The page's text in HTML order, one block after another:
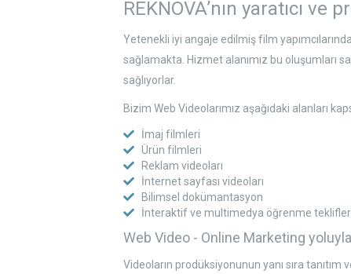
REKNOVA’nın yaratıcı ve
Yetenekli iyi angaje edilmiş film
sağlamakta. Hizmet alanımız bu oluşumları
sağlıyorlar.
Bizim Web Videolarımız aşağıdaki alanları
İmaj filmleri
Ürün filmleri
Reklam videoları
İnternet sayfası videoları
Bilimsel dokümantasyon
İnteraktif ve multimedya öğrenme
Web Video - Online Marketing
Videoların prodüksiyonunun yanı sıra tanıtım